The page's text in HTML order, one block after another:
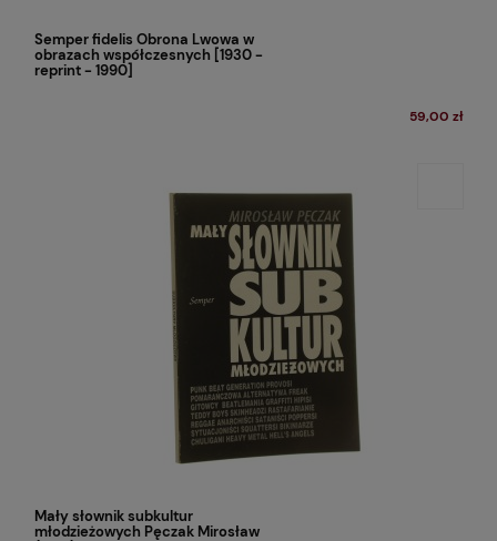
Semper fidelis Obrona Lwowa w
obrazach współczesnych [1930 -
reprint - 1990]
59,00 zł
Mały słownik subkultur
młodzieżowych Pęczak Mirosław